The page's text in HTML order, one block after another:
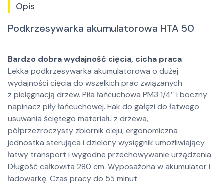
Opis
Podkrzesywarka akumulatorowa HTA 50
Bardzo dobra wydajność cięcia, cicha praca
Lekka podkrzesywarka akumulatorowa o dużej
wydajności cięcia do wszelkich prac związanych
z pielęgnacją drzew. Piła łańcuchowa PM3 1/4″ i boczny
napinacz piły łańcuchowej. Hak do gałęzi do łatwego
usuwania ściętego materiału z drzewa,
półprzezroczysty zbiornik oleju, ergonomiczna
jednostka sterująca i dzielony wysięgnik umożliwiający
łatwy transport i wygodne przechowywanie urządzenia.
Długość całkowita 280 cm. Wyposażona w akumulator i
ładowarkę. Czas pracy do 55 minut.